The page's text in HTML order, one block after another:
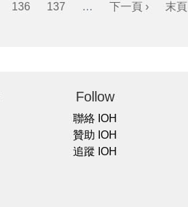
136 137 … 下一頁 › 末
Follow
聯絡 IOH
贊助 IOH
追蹤 IOH